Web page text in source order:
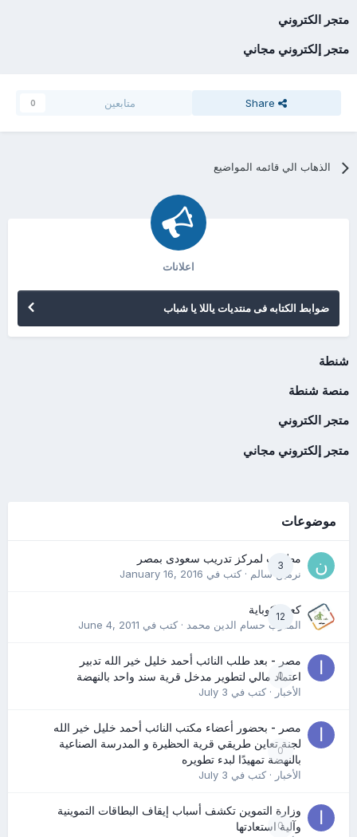
متجر الكتروني
متجر إلكتروني مجاني
Share متابعين 0
الذهاب الي قائمه المواضيع
اعلانات
ضوابط الكتابه فى منتديات ياللا يا شباب
شنطة
منصة شنطة
متجر الكتروني
متجر إلكتروني مجاني
موضوعات
3
مطلوب لمركز تدريب سعودى بمصر
نرمين سالم· كتب في January 16, 2016
12
كعب كوباية
المدرب حسام الدين محمد· كتب في June 4, 2011
0
مصر - بعد طلب النائب أحمد خليل خير الله تدبير
اعتماد مالي لتطوير مدخل قرية سند واحد بالنهضة
الأخبار· كتب في July 3
0
مصر - بحضور أعضاء مكتب النائب أحمد خليل خير الله
لجنة تعاين طريقي قرية الحظيرة و المدرسة الصناعية
بالنهضة تمهيدًا لبدء تطويره
الأخبار· كتب في July 3
0
وزارة التموين تكشف أسباب إيقاف البطاقات التموينية
وآلية استعادتها